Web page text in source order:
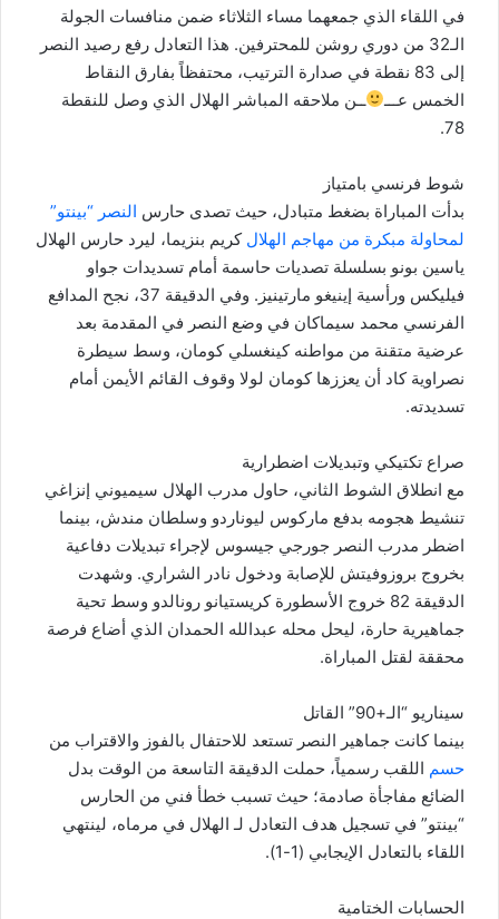
في اللقاء الذي جمعهما مساء الثلاثاء ضمن منافسات الجولة
الـ32 من دوري روشن للمحترفين. هذا التعادل رفع رصيد النصر
إلى 83 نقطة في صدارة الترتيب، محتفظاً بفارق النقاط
الخمس عـــ
ــن ملاحقه المباشر الهلال الذي وصل للنقطة
78.
شوط فرنسي بامتياز
بدأت المباراة بضغط متبادل، حيث تصدى حارس النصر “بينتو”
لمحاولة مبكرة من مهاجم الهلال كريم بنزيما، ليرد حارس الهلال
ياسين بونو بسلسلة تصديات حاسمة أمام تسديدات جواو
فيليكس ورأسية إينيغو مارتينيز. وفي الدقيقة 37، نجح المدافع
الفرنسي محمد سيماكان في وضع النصر في المقدمة بعد
عرضية متقنة من مواطنه كينغسلي كومان، وسط سيطرة
نصراوية كاد أن يعززها كومان لولا وقوف القائم الأيمن أمام
تسديدته.
صراع تكتيكي وتبديلات اضطرارية
مع انطلاق الشوط الثاني، حاول مدرب الهلال سيميوني إنزاغي
تنشيط هجومه بدفع ماركوس ليوناردو وسلطان مندش، بينما
اضطر مدرب النصر جورجي جيسوس لإجراء تبديلات دفاعية
بخروج بروزوفيتش للإصابة ودخول نادر الشراري. وشهدت
الدقيقة 82 خروج الأسطورة كريستيانو رونالدو وسط تحية
جماهيرية حارة، ليحل محله عبدالله الحمدان الذي أضاع فرصة
محققة لقتل المباراة.
سيناريو “الـ+90” القاتل
بينما كانت جماهير النصر تستعد للاحتفال بالفوز والاقتراب من
حسم اللقب رسمياً، حملت الدقيقة التاسعة من الوقت بدل
الضائع مفاجأة صادمة؛ حيث تسبب خطأ فني من الحارس
“بينتو” في تسجيل هدف التعادل لـ الهلال في مرماه، لينتهي
اللقاء بالتعادل الإيجابي (1-1).
الحسابات الختامية